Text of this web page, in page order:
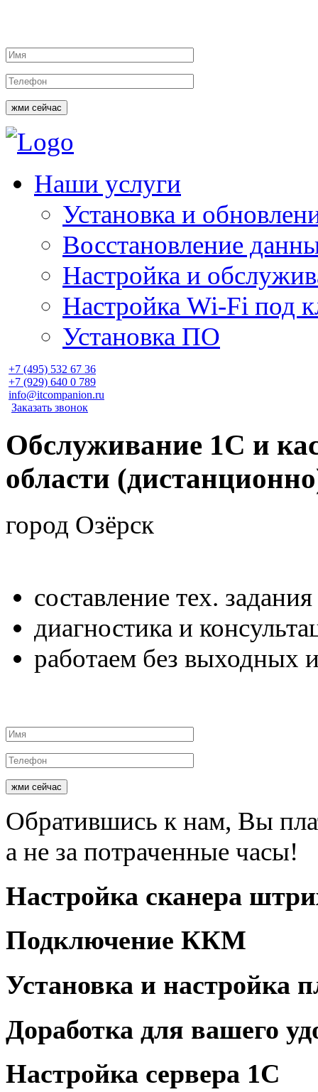
жми сейчас
Наши услуги
Установка и
Восстановление
Настройка и
Настройка Wi-Fi под
Установка ПО
+7 (495) 532 67 36
+7 (929) 640 0 789
info@itcompanion.ru
Заказать звонок
Обслуживание 1С и
области
город Озёрск
составление тех. задания
диагностика и
работаем без выходных
жми сейчас
Обратившись к нам, Вы
а не за потраченные часы!
Настройка сканера
Подключение ККМ
Установка и настройка
Доработка для вашего
Настройка сервера 1С